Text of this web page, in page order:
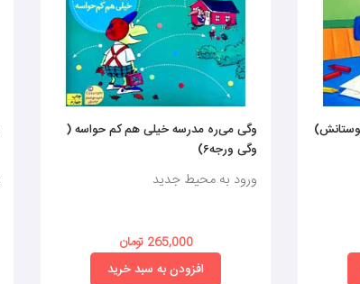
وگی می‌ره مدرسه خیلی هم کم حواسه (
وگی ورجه۶)
ورود به محیط جدید
265,000 تومان
افزودن به سبد خرید